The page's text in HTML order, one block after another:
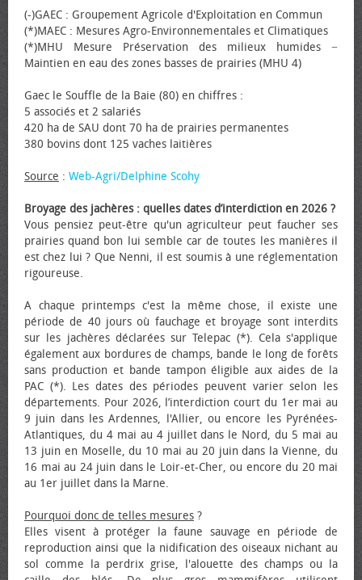
(-)GAEC : Groupement Agricole d'Exploitation en Commun
(*)MAEC : Mesures Agro-Environnementales et Climatiques
(*)MHU Mesure Préservation des milieux humides −
Maintien en eau des zones basses de prairies (MHU 4)
Gaec le Souffle de la Baie (80) en chiffres :
5 associés et 2 salariés
420 ha de SAU dont 70 ha de prairies permanentes
380 bovins dont 125 vaches laitières
Source : Web-Agri/Delphine Scohy
Broyage des jachères : quelles dates d’interdiction en 2026 ?
Vous pensiez peut-être qu'un agriculteur peut faucher ses
prairies quand bon lui semble car de toutes les manières il
est chez lui ? Que Nenni, il est soumis à une réglementation
rigoureuse.
A chaque printemps c'est la même chose, il existe une
période de 40 jours où fauchage et broyage sont interdits
sur les jachères déclarées sur Telepac (*). Cela s'applique
également aux bordures de champs, bande le long de forêts
sans production et bande tampon éligible aux aides de la
PAC (*). Les dates des périodes peuvent varier selon les
départements. Pour 2026, l’interdiction court du 1er mai au
9 juin dans les Ardennes, l'Allier, ou encore les Pyrénées-
Atlantiques, du 4 mai au 4 juillet dans le Nord, du 5 mai au
13 juin en Moselle, du 10 mai au 20 juin dans la Vienne, du
16 mai au 24 juin dans le Loir-et-Cher, ou encore du 20 mai
au 1er juillet dans la Marne.
Pourquoi donc de telles mesures ?
Elles visent à protéger la faune sauvage en période de
reproduction ainsi que la nidification des oiseaux nichant au
sol comme la perdrix grise, l'alouette des champs ou la